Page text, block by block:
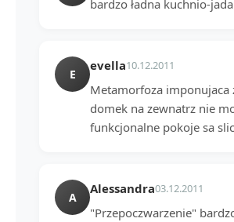
bardzo ładna kuchnio-
E
evella10.12.2011
Metamorfoza
domek na zewnatrz nie
funkcjonalne pokoje sa
A
Alessandra03.12.2011
"Przepoczwarzenie"